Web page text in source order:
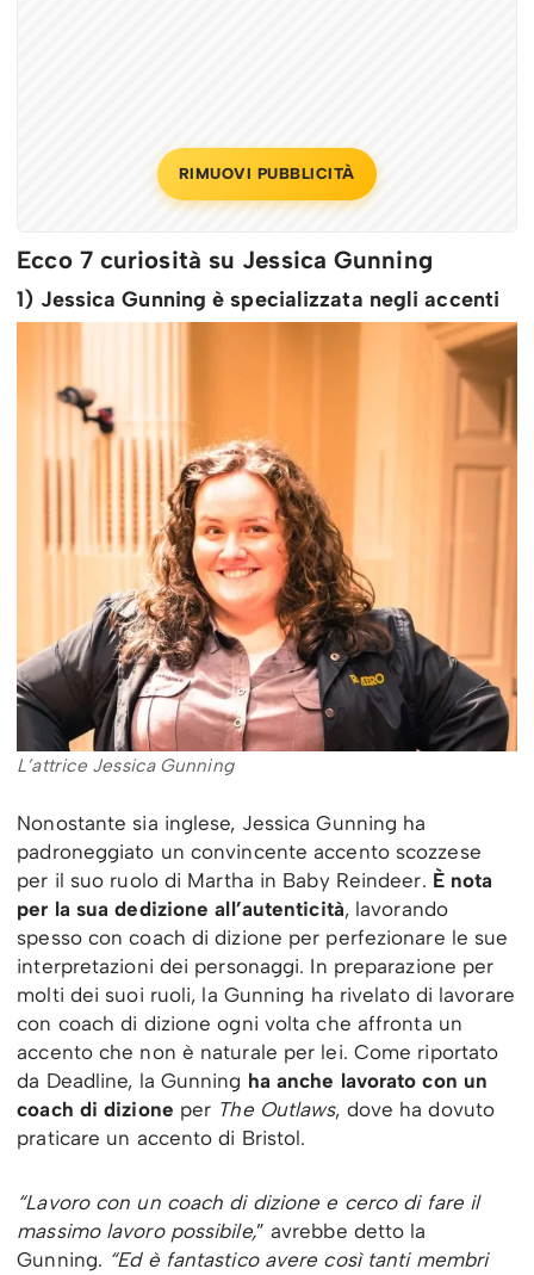
RIMUOVI PUBBLICITÀ
Ecco 7 curiosità su Jessica Gunning
1) Jessica Gunning è specializzata negli accenti
L’attrice Jessica Gunning
Nonostante sia inglese, Jessica Gunning ha
padroneggiato un convincente accento scozzese
per il suo ruolo di Martha in Baby Reindeer. È nota
per la sua dedizione all’autenticità, lavorando
spesso con coach di dizione per perfezionare le sue
interpretazioni dei personaggi. In preparazione per
molti dei suoi ruoli, la Gunning ha rivelato di lavorare
con coach di dizione ogni volta che affronta un
accento che non è naturale per lei. Come riportato
da Deadline, la Gunning ha anche lavorato con un
coach di dizione per The Outlaws, dove ha dovuto
praticare un accento di Bristol.
“Lavoro con un coach di dizione e cerco di fare il
massimo lavoro possibile,” avrebbe detto la
Gunning. “Ed è fantastico avere così tanti membri